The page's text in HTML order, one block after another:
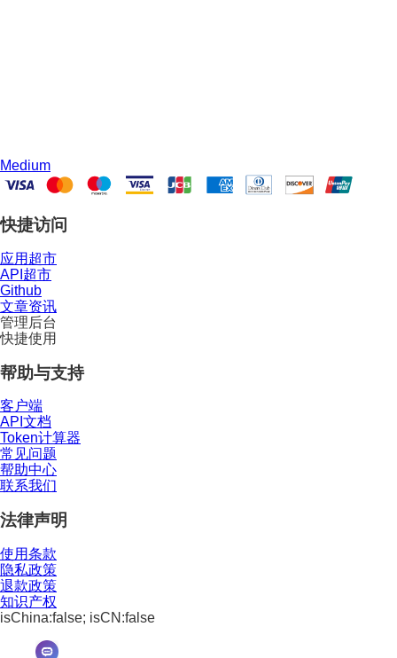
Medium
快捷访问
应用超市
API超市
Github
文章资讯
管理后台
快捷使用
帮助与支持
客户端
API文档
Token计算器
常见问题
帮助中心
联系我们
法律声明
使用条款
隐私政策
退款政策
知识产权
isChina:false; isCN:false